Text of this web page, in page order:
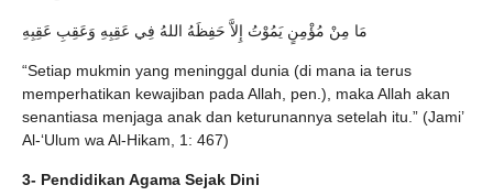
مَا مِنْ مُؤْمِنٍ يَمُوْتُ إِلاَّ حَفِظَهُ اللهُ فِي عَقِبِهِ وَعَقِبِ عَقِبِهِ
“Setiap mukmin yang meninggal dunia (di mana ia terus
memperhatikan kewajiban pada Allah, pen.), maka Allah akan
senantiasa menjaga anak dan keturunannya setelah itu.” (Jami’
Al-‘Ulum wa Al-Hikam, 1: 467)
3- Pendidikan Agama Sejak Dini